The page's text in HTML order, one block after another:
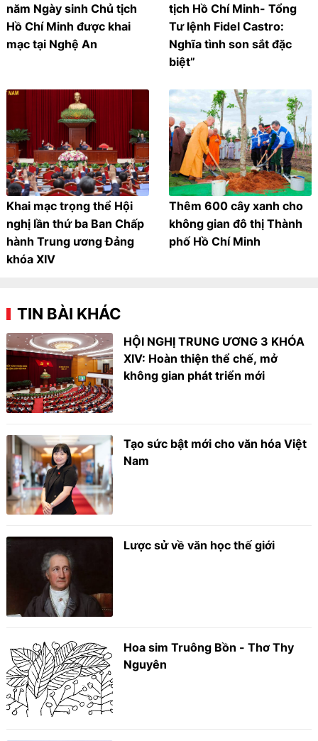
năm Ngày sinh Chủ tịch
Hồ Chí Minh được khai
mạc tại Nghệ An
tịch Hồ Chí Minh- Tổng
Tư lệnh Fidel Castro:
Nghĩa tình son sắt đặc
biệt”
Khai mạc trọng thể Hội
nghị lần thứ ba Ban Chấp
hành Trung ương Đảng
khóa XIV
Thêm 600 cây xanh cho
không gian đô thị Thành
phố Hồ Chí Minh
TIN BÀI KHÁC
HỘI NGHỊ TRUNG ƯƠNG 3 KHÓA
XIV: Hoàn thiện thể chế, mở
không gian phát triển mới
Tạo sức bật mới cho văn hóa Việt
Nam
Lược sử về văn học thế giới
Hoa sim Truông Bồn - Thơ Thy
Nguyên